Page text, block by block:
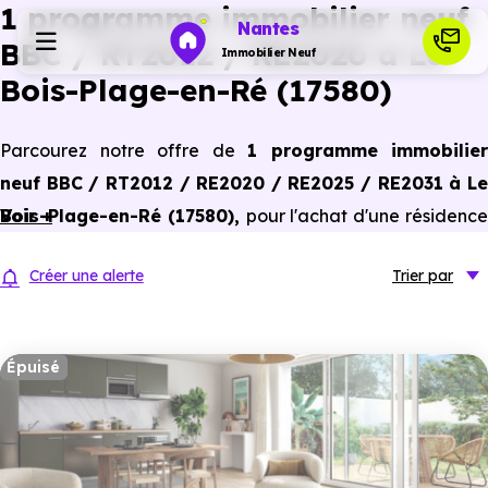
Nantes
Immobilier Neuf
Investir
Ressources
Financer
1 programme immobilier neuf
BBC / RT2012 / RE2020 à Le
Bois-Plage-en-Ré (17580)
Parcourez notre offre de 1 programme immobilier
neuf BBC / RT2012 / RE2020 / RE2025 / RE2031 à Le
Bois-Plage-en-Ré (17580), pour l'achat d'une résidence
dernières normes de performances énergétiques, pour un
Voir +
Créer une alerte Trier par
Épuisé